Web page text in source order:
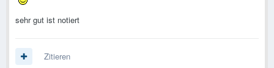
sehr gut ist notiert
Zitieren